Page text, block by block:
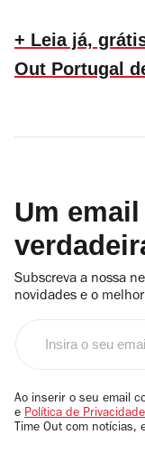
+ Leia já,
Out Portugal
Um
Subscreva a nossa
novidades e o
email
Ao inserir o seu email
e Política de Privacidade
Time Out com notícias,